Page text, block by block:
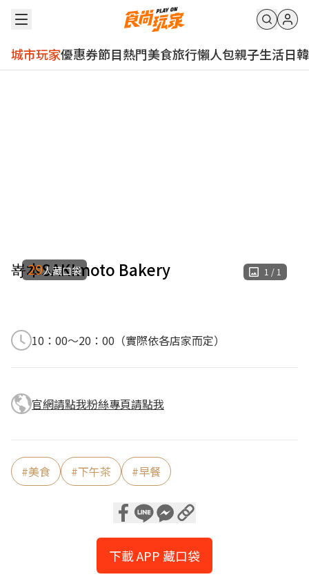
城市玩家優惠券節目熱門美食旅行懶人包親子生活日韓
嵜本SAKImoto Bakery 1 / 1
29人藏口袋
10：00～20：00（實際依各店家而定）
官網請點我粉絲專頁請點我
#美食 #下午茶 #早餐
下載 APP 藏口袋